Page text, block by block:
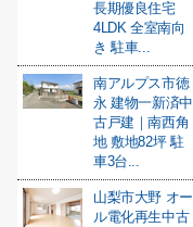
長期優良住宅
4LDK 全室南向
き 駐車...
南アルプス市徳
永 建物一新済中
古戸建｜南西角
地 敷地82坪 駐
車3台...
山梨市大野 オー
ル電化再生中古